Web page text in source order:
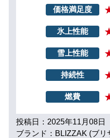
価格満足度
氷上性能
雪上性能
持続性
燃費
投稿日：2025年11月08日
ブランド：BLIZZAK (ブリ